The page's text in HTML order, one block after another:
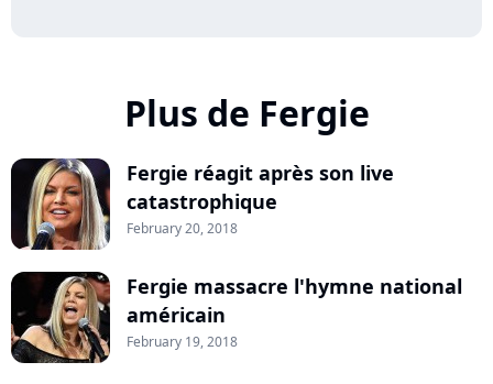
Plus de Fergie
Fergie réagit après son live
catastrophique
February 20, 2018
Fergie massacre l'hymne national
américain
February 19, 2018